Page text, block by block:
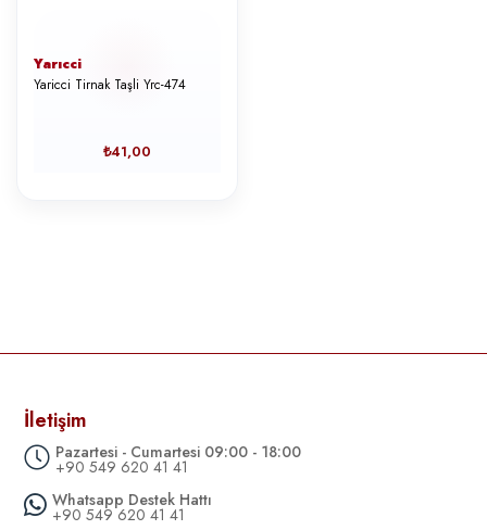
Yarıcci
Yaricci Tirnak Taşli Yrc-474
₺41,00
İletişim
Pazartesi - Cumartesi 09:00 - 18:00
+90 549 620 41 41
Whatsapp Destek Hattı
+90 549 620 41 41